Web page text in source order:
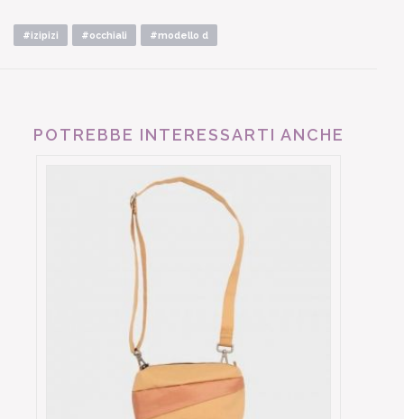
#izipizi #occhiali #modello d
POTREBBE INTERESSARTI ANCHE